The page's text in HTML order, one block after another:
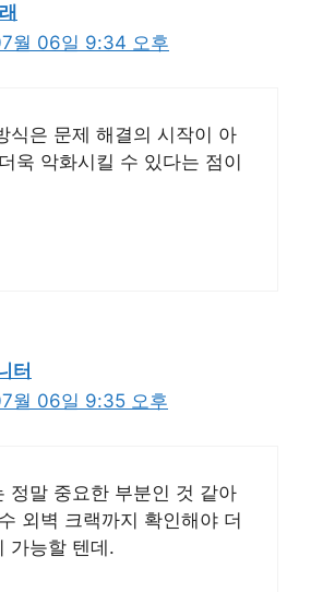
월 06일 9:34 오후
식은 문제 해결의 시작이 아
욱 악화시킬 수 있다는 점이
터
월 06일 9:35 오후
정말 중요한 부분인 것 같아
외벽 크랙까지 확인해야 더
가능할 텐데.